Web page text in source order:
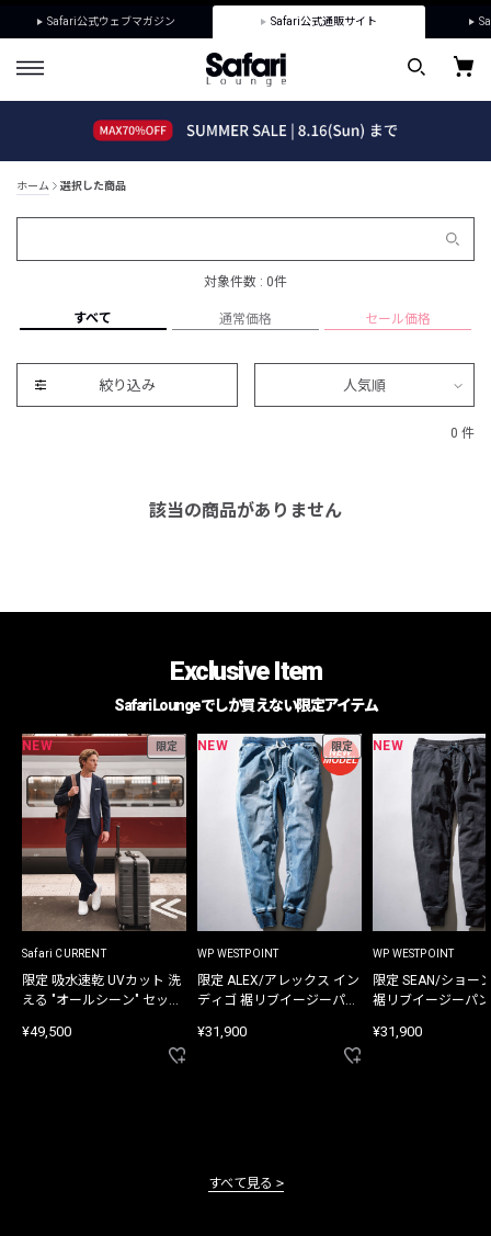
Safari公式ウェブマガジン Safari公式通販サイト
ホーム 選択した商品
対象件数 : 0件
すべて 通常価格 セール価格
絞り込み 人気順
0 件
該当の商品がありません
Exclusive Item
Safari Loungeでしか買えない限定アイテム
NEW 限定
Safari CURRENT
限定 吸水速乾 UVカット 洗
える "オールシーン" セット
¥49,500
NEW 限定
WP WESTPOINT
限定 ALEX/アレックス イン
ディゴ 裾リブイージーパン
¥31,900
NEW
WP WESTPOINT
限定 SEAN/ショー
裾リブイージーパ
¥31,900
すべて見る